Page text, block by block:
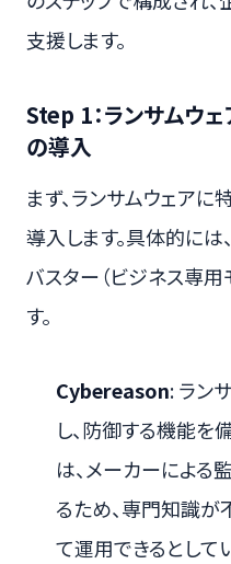
支援します。
Step 1：ランサムウェ
の導入
まず、ランサムウェアに
導入します。具体的には
バスター（ビジネス専用
す。
Cybereason: ラン
し、防御する機能を
は、メーカーによ
るため、専門知識
て運用できるとして